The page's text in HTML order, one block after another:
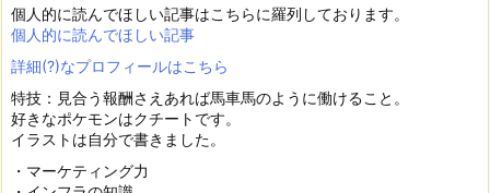
個人的に読んでほしい記事はこちらに羅列しております。
個人的に読んでほしい記事
詳細(?)なプロフィールはこちら
特技：見合う報酬さえあれば馬車馬のように働けること。
好きなポケモンはクチートです。
イラストは自分で書きました。
・マーケティング力